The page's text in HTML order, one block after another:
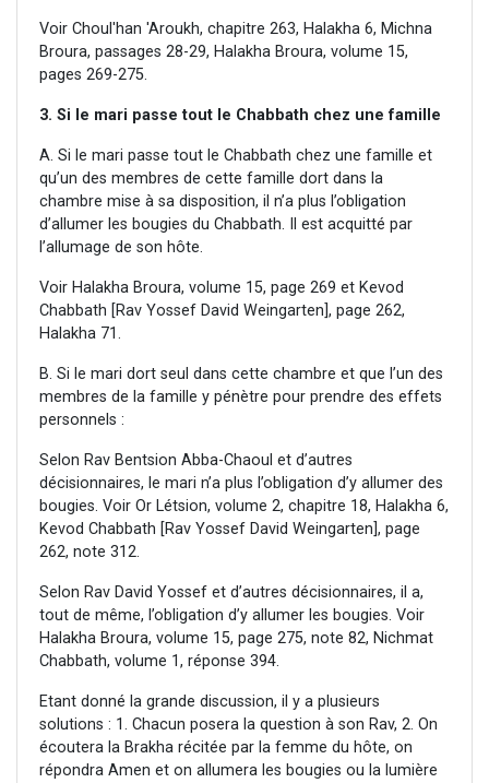
Voir Choul'han 'Aroukh, chapitre 263, Halakha 6, Michna
Broura, passages 28-29, Halakha Broura, volume 15,
pages 269-275.
3. Si le mari passe tout le Chabbath chez une famille
A. Si le mari passe tout le Chabbath chez une famille et
qu’un des membres de cette famille dort dans la
chambre mise à sa disposition, il n’a plus l’obligation
d’allumer les bougies du Chabbath. Il est acquitté par
l’allumage de son hôte.
Voir Halakha Broura, volume 15, page 269 et Kevod
Chabbath [Rav Yossef David Weingarten], page 262,
Halakha 71.
B. Si le mari dort seul dans cette chambre et que l’un des
membres de la famille y pénètre pour prendre des effets
personnels :
Selon Rav Bentsion Abba-Chaoul et d’autres
décisionnaires, le mari n’a plus l’obligation d’y allumer des
bougies. Voir Or Létsion, volume 2, chapitre 18, Halakha 6,
Kevod Chabbath [Rav Yossef David Weingarten], page
262, note 312.
Selon Rav David Yossef et d’autres décisionnaires, il a,
tout de même, l’obligation d’y allumer les bougies. Voir
Halakha Broura, volume 15, page 275, note 82, Nichmat
Chabbath, volume 1, réponse 394.
Etant donné la grande discussion, il y a plusieurs
solutions : 1. Chacun posera la question à son Rav, 2. On
écoutera la Brakha récitée par la femme du hôte, on
répondra Amen et on allumera les bougies ou la lumière